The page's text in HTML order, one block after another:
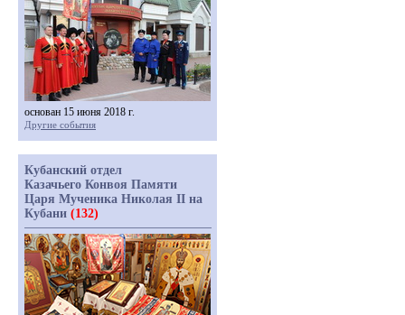
основан 15 июня 2018 г.
Другие события
Кубанский отдел
Казачьего Конвоя Памяти
Царя Мученика Николая II на
Кубани (132)